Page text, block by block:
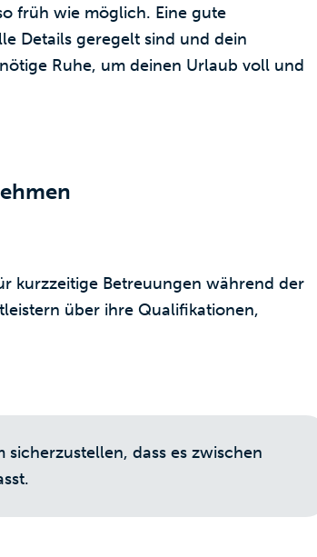
früh wie möglich. Eine gute
Details geregelt sind und dein
Ruhe, um deinen Urlaub voll und
kurzzeitige Betreuungen während der
über ihre Qualifikationen,
sicherzustellen, dass es zwischen